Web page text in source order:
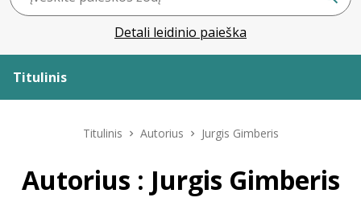
Detali leidinio paieška
Titulinis
Leidiniai
Titulinis Autorius Jurgis Gimberis
Autorius : Jurgis Gimberis